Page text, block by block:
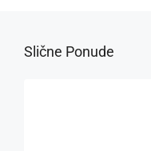
Slične Ponude